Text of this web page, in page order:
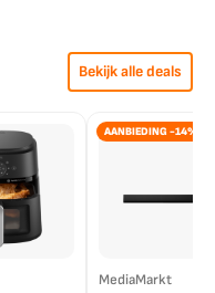
Bekijk alle deals
AANBIEDING -14%
MediaMarkt